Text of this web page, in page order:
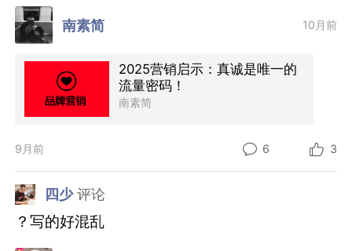
南素简 10月前
2025营销启示：真诚是唯一的
流量密码！
南素简
9月前 6 3
四少评论
？写的好混乱